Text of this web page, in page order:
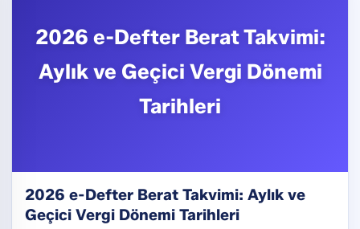
2026 e-Defter Berat Takvimi:
Aylık ve Geçici Vergi Dönemi
Tarihleri
2026 e-Defter Berat Takvimi: Aylık ve
Geçici Vergi Dönemi Tarihleri